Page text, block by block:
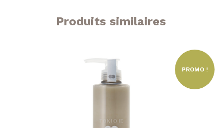
Produits similaires
PROMO !